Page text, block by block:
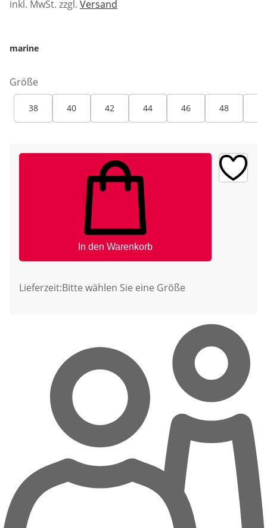
inkl. MwSt. zzgl. Versand
marine
Größe
38 40 42 44 46 48
In den Warenkorb
Lieferzeit:Bitte wählen Sie eine Größe